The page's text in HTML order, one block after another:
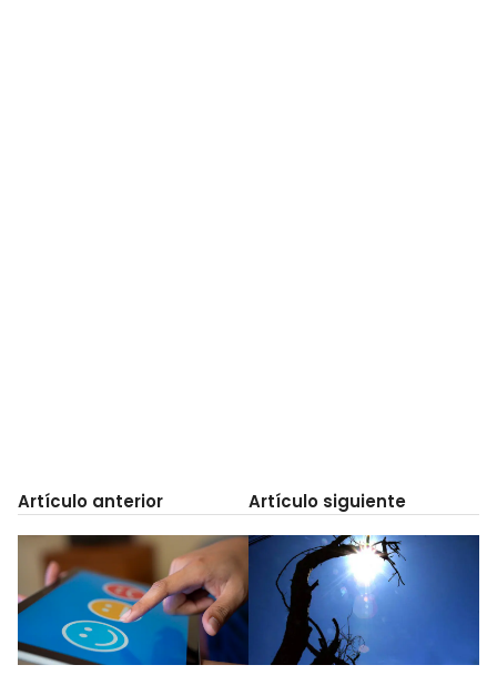
Artículo anterior Artículo siguiente